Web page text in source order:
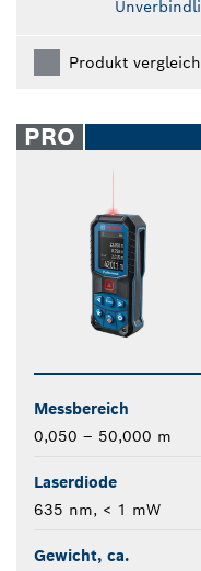
Produkt
PRO
Messbereich
0,050 – 50,000 m
Laserdiode
635 nm, < 1 mW
Gewicht, ca.